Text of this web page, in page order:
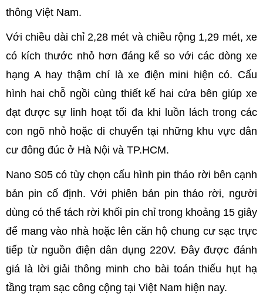
thông Việt Nam.
Với chiều dài chỉ 2,28 mét và chiều rộng 1,29 mét, xe
có kích thước nhỏ hơn đáng kể so với các dòng xe
hạng A hay thậm chí là xe điện mini hiện có. Cấu
hình hai chỗ ngồi cùng thiết kế hai cửa bên giúp xe
đạt được sự linh hoạt tối đa khi luồn lách trong các
con ngõ nhỏ hoặc di chuyển tại những khu vực dân
cư đông đúc ở Hà Nội và TP.HCM.
Nano S05 có tùy chọn cấu hình pin tháo rời bên cạnh
bản pin cố định. Với phiên bản pin tháo rời, người
dùng có thể tách rời khối pin chỉ trong khoảng 15 giây
để mang vào nhà hoặc lên căn hộ chung cư sạc trực
tiếp từ nguồn điện dân dụng 220V. Đây được đánh
giá là lời giải thông minh cho bài toán thiếu hụt hạ
tầng trạm sạc công cộng tại Việt Nam hiện nay.